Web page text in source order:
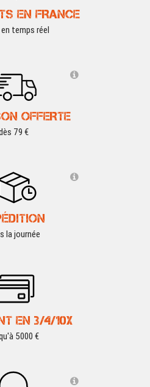
EN FRANCE
temps réel
OFFERTE
79 €
la journée
EN 3/4/10X
5000 €